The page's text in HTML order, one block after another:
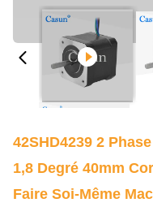
42SHD4239 2
1,8 Degré 40mm
Faire Soi-Même